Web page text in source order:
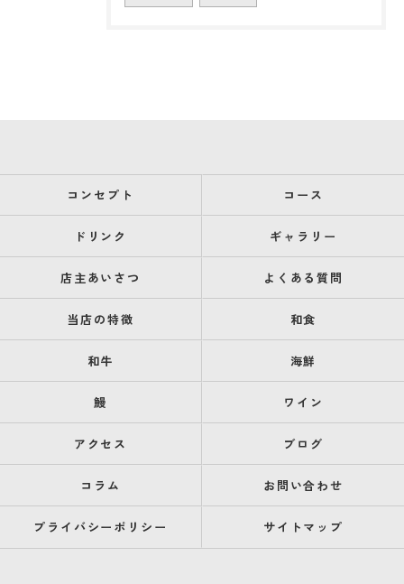
コンセプト コース
ドリンク ギャラリー
店主あいさつ よくある質問
当店の特徴 和食
和牛 海鮮
鰻 ワイン
アクセス ブログ
コラム お問い合わせ
プライバシーポリシー サイトマップ